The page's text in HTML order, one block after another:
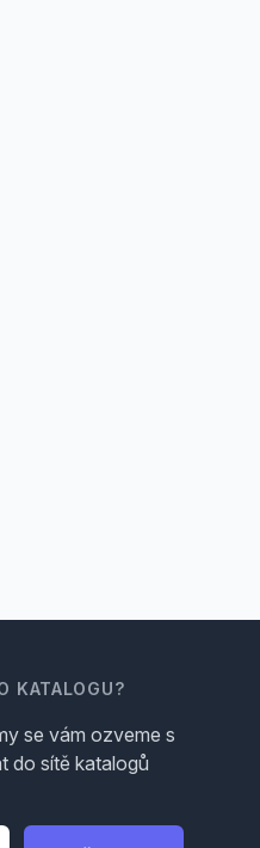
KATALOGU?
se vám ozveme s
do sítě katalogů